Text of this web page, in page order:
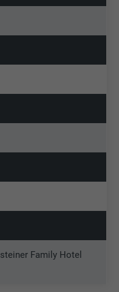
Family Hotel